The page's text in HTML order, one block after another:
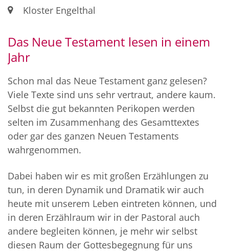
Ort: Kloster Engelthal
Das Neue Testament lesen in einem
Jahr
Schon mal das Neue Testament ganz gelesen?
Viele Texte sind uns sehr vertraut, andere kaum.
Selbst die gut bekannten Perikopen werden
selten im Zusammenhang des Gesamttextes
oder gar des ganzen Neuen Testaments
wahrgenommen.
Dabei haben wir es mit großen Erzählungen zu
tun, in deren Dynamik und Dramatik wir auch
heute mit unserem Leben eintreten können, und
in deren Erzählraum wir in der Pastoral auch
andere begleiten können, je mehr wir selbst
diesen Raum der Gottesbegegnung für uns